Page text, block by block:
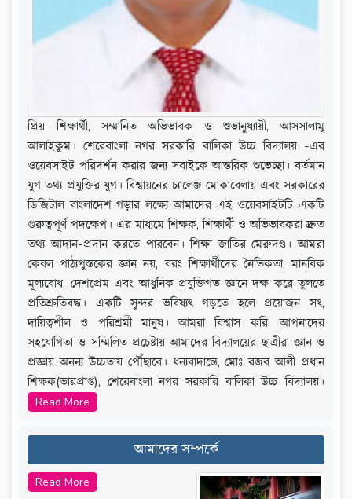
তারিখ:০৮/১০/২০২৫।
17-Sep-2025 -
২০২৫-২০২৬ শিক্ষাবর্ষে একাদশ শ্রেণিতে
সর্বশেষ ৪র্থ পর্যায়ে অনলাইনের মাধ্যমে ভর্তির আবেদন, ফল প্রকাশ,
নিশ্চায়ন ও কলেজে ভর্তির সময়সীমা বৃদ্ধি প্রসঙ্গে।
02-Sep-2025 -২০২৫-২০২৬ শিক্ষাবর্ষে একাদশ শ্রেণিতে
ভর্তির সময়সূচি ও প্রয়োজনীয় কাগজপত্র।
31-Jul-2025 -২০২৫-২০২৬ শিক্ষাবর্ষে একাদশ শ্রেণিতে ভর্তির
অনলাইন আবেদন বিজ্ঞপ্তি
18-Sep-2023 -একাদশ ভর্তি ফি: বিজ্ঞান (৩৮৪৫ ৳); ব‍্যবসায়
শিক্ষা (৩৬৪৫ ৳)
18-Sep-2023 -
24-Aug-2023 -২০২৩-২৪ শিক্ষাবর্ষে একাদশ শ্রেণিতে ভর্তি
সংক্রান্ত তথ‍্য:
03-Jan-2023 -
একাদশ শ্রেণিতে ভর্তি শুরু ২২ জানুয়ারি থেকে
২৬ জানুয়ারি ২০২২-২০২৩ শিক্ষাবর্ষ
13-Dec-2022 -Admission Lottery Merit List
13-Dec-2022 -
13-Dec-2022 -Admission Lottery Merit List
13-Dec-2022 -Admission Notice
13-Dec-2022 -
Admission Lottery 1st Waiting List
প্রিয় শিক্ষার্থী, সম্মানিত অভিভাবক ও শুভানুধ্যায়ী, আসসালামু
আলাইকুম। শেরেবাংলা নগর সরকারি বালিকা উচ্চ বিদ্যালয় -এর
ওয়েবসাইট পরিদর্শন করার জন্য সবাইকে আন্তরিক শুভেচ্ছা। বর্তমান
যুগ তথ্য প্রযুক্তির যুগ। বিশ্বায়নের চ্যালেঞ্জ মোকাবেলায় এবং সরকারের
ডিজিটাল বাংলাদেশ গড়ার লক্ষ্যে আমাদের এই ওয়েবসাইটটি একটি
গুরুত্বপূর্ণ পদক্ষেপ। এর মাধ্যমে শিক্ষক, শিক্ষার্থী ও অভিভাবকরা দ্রুত
তথ্য আদান-প্রদান করতে পারবেন। শিক্ষা জাতির মেরুদণ্ড। আমরা
কেবল পাঠ্যপুস্তকের জ্ঞান নয়, বরং শিক্ষার্থীদের নৈতিকতা, মানবিক
মূল্যবোধ, দেশপ্রেম এবং আধুনিক প্রযুক্তিগত জ্ঞানে দক্ষ করে তুলতে
প্রতিশ্রুতিবদ্ধ। একটি সুন্দর ভবিষ্যৎ গড়তে হলে প্রয়োজন সৎ,
দায়িত্বশীল ও পরিশ্রমী মানুষ। আমরা বিশ্বাস করি, আপনাদের
সহযোগিতা ও সম্মিলিত প্রচেষ্টায় আমাদের বিদ্যালয়ের ছাত্রীরা জ্ঞান ও
প্রজ্ঞায় অনন্য উচ্চতায় পৌঁছাবে। ধন্যবাদান্তে, মোঃ রজব আলী প্রধান
শিক্ষক(ভারপ্রাপ্ত), শেরেবাংলা নগর সরকারি বালিকা উচ্চ বিদ্যালয়।
Read More
আমাদের সম্পর্কে
Read More